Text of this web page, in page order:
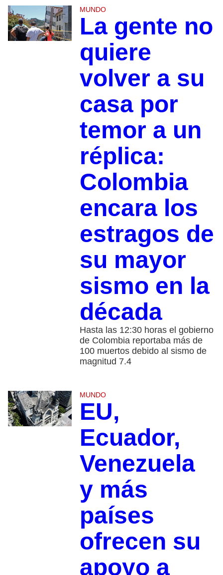
MUNDO
La gente no
quiere
volver a su
casa por
temor a un
réplica:
Colombia
encara los
estragos de
su mayor
sismo en la
década
Hasta las 12:30 horas el gobierno
de Colombia reportaba más de
100 muertos debido al sismo de
magnitud 7.4
MUNDO
EU,
Ecuador,
Venezuela
y más
países
ofrecen su
apoyo a